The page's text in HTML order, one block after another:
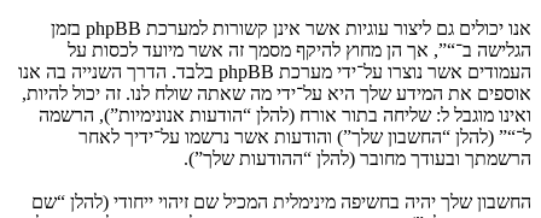
אנו יכולים גם ליצור עוגיות אשר אינן קשורות למערכת phpBB בזמן
הגלישה ב־“”, אך הן מחוץ להיקף מסמך זה אשר מיועד לכסות על
העמודים אשר נוצרו על־ידי מערכת phpBB בלבד. הדרך השנייה בה אנו
אוספים את המידע שלך היא על־ידי מה שאתה שולח לנו. זה יכול להיות,
ואינו מוגבל ל: שליחה בתור אורח (להלן “הודעות אנונימיות”), הרשמה
ל־“” (להלן “החשבון שלך”) והודעות אשר נרשמו על־ידיך לאחר
הרשמתך ובעודך מחובר (להלן “ההודעות שלך”).
החשבון שלך יהיה בחשיפה מינימלית המכיל שם זיהוי ייחודי (להלן “שם